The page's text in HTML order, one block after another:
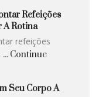
Refeições
A Rotina
refeições
... Continue
Seu Corpo A